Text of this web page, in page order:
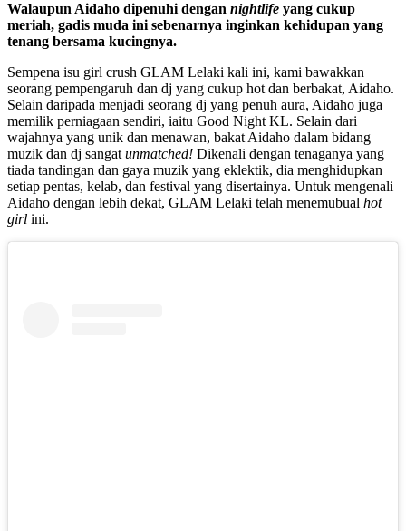
Walaupun Aidaho dipenuhi dengan nightlife yang cukup
meriah, gadis muda ini sebenarnya inginkan kehidupan yang
tenang bersama kucingnya.
Sempena isu girl crush GLAM Lelaki kali ini, kami bawakkan
seorang pempengaruh dan dj yang cukup hot dan berbakat, Aidaho.
Selain daripada menjadi seorang dj yang penuh aura, Aidaho juga
memilik perniagaan sendiri, iaitu Good Night KL. Selain dari
wajahnya yang unik dan menawan, bakat Aidaho dalam bidang
muzik dan dj sangat unmatched! Dikenali dengan tenaganya yang
tiada tandingan dan gaya muzik yang eklektik, dia menghidupkan
setiap pentas, kelab, dan festival yang disertainya. Untuk mengenali
Aidaho dengan lebih dekat, GLAM Lelaki telah menemubual hot
girl ini.